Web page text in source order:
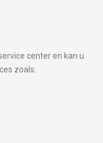
center en kan u
zoals: